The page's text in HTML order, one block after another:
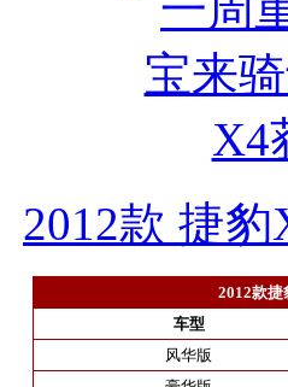
2012款 捷
2012款捷
车型
风华版